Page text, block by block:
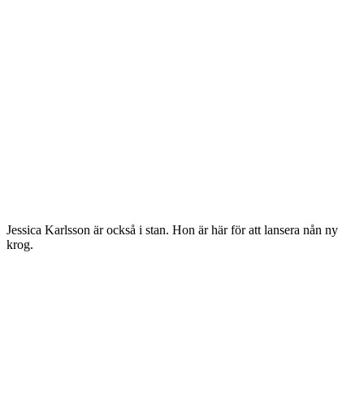
Jessica Karlsson är också i stan. Hon är här för att lansera nån ny
krog.